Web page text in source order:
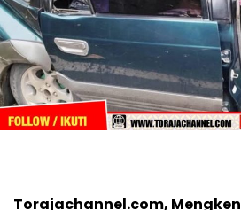
Torajachannel.com,